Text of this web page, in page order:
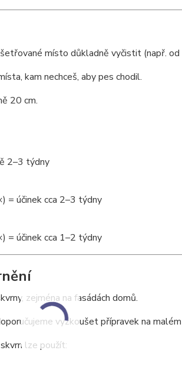
místo důkladně vyčistit (např. od
kam nechceš, aby pes chodil.
20 cm.
2–3 týdny
= účinek cca 2–3 týdny
= účinek cca 1–2 týdny
zejména na fasádách domů.
vyzkoušet přípravek na
lze použít: